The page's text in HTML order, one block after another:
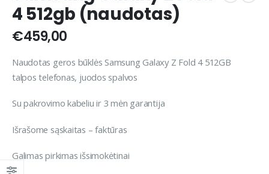
4 512gb (naudotas)
€459,00
Naudotas geros būklės Samsung Galaxy Z Fold 4 512GB
talpos telefonas, juodos spalvos
Su pakrovimo kabeliu ir 3 mėn garantija
Išrašome sąskaitas – faktūras
Galimas pirkimas išsimokėtinai